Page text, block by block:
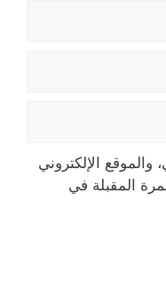
والموقع الإلكتروني
المقبلة في